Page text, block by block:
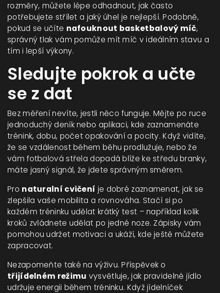
rozměry, můžete lépe odhadnout, jak často
potřebujete střílet a jaký úhel je nejlepší. Podobně,
pokud se učíte nafouknout basketbalový míč,
správný tlak vám pomůže mít míč v ideálním stavu a
tím i lepší výkony.
Sledujte pokrok a učte
se z dat
Bez měření nevíte, jestli něco funguje. Mějte po ruce
jednoduchý deník nebo aplikaci, kde zaznamenáte
trénink, dobu, počet opakování a pocity. Když vidíte,
že se vzdálenost během běhu prodlužuje, nebo že
vám fotbalová střela dopadá blíže ke středu branky,
máte jasný signál, že jdete správným směrem.
Pro naturalní cvičení je dobré zaznamenat, jak se
zlepšila vaše mobilita a rovnováha. Stačí si po
každém tréninku udělat krátký test – například kolik
kroků zvládnete udělat po jedné noze. Zápisky vám
pomohou udržet motivaci a ukáží, kde ještě můžete
zapracovat.
Nezapomeňte také na výživu. Příspěvek o
třijídelném režimu vysvětluje, jak pravidelné jídlo
udržuje energii během tréninku. Když jídelníček